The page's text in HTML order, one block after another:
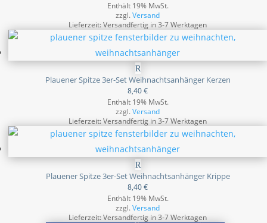
Enthält 19% MwSt.
zzgl.Versand
Lieferzeit: Versandfertig in 3-7 Werktagen
Plauener Spitze 3er-Set Weihnachtsanhänger Kerzen
8,40€
Enthält 19% MwSt.
zzgl.Versand
Lieferzeit: Versandfertig in 3-7 Werktagen
Plauener Spitze 3er-Set Weihnachtsanhänger Krippe
8,40€
Enthält 19% MwSt.
zzgl.Versand
Lieferzeit: Versandfertig in 3-7 Werktagen